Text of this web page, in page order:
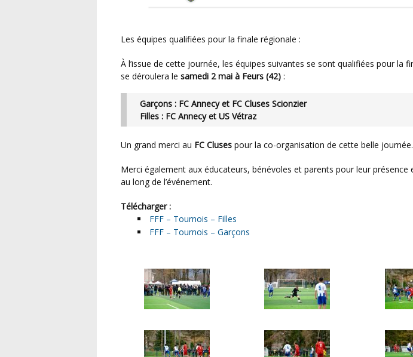
Les équipes qualifiées pour la finale régionale :
À l’issue de cette journée, les équipes suivantes se sont qualifiées pour la finale régionale, qui
se déroulera le samedi 2 mai à Feurs (42) :
Garçons : FC Annecy et FC Cluses Scionzier
Filles : FC Annecy et US Vétraz
Un grand merci au FC Cluses pour la co-organisation de cette belle journée.
Merci également aux éducateurs, bénévoles et parents pour leur présence et leur soutien tout
au long de l’événement.
Télécharger :
FFF – Tournois – Filles
FFF – Tournois – Garçons